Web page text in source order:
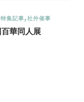
特集記事 社外催事
華同人展